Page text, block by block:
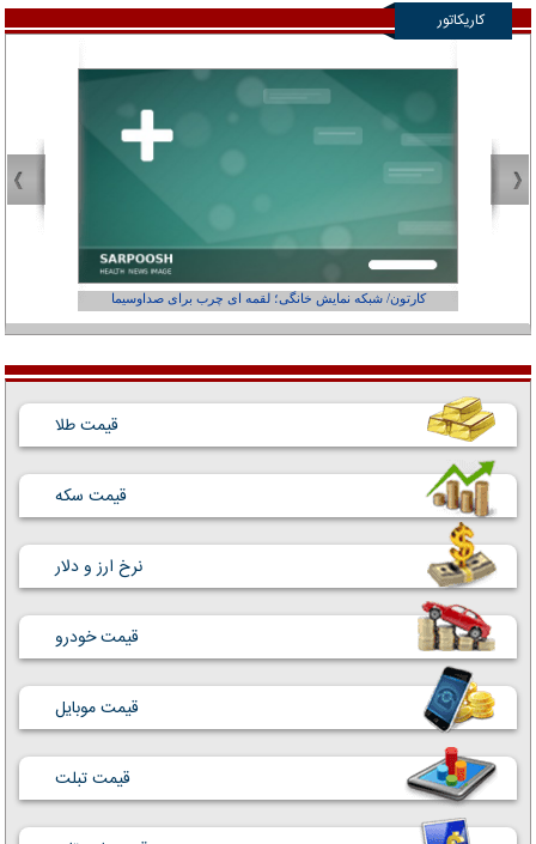
کاریکاتور
کارتون/ شبکه نمایش خانگی؛ لقمه ای چرب برای صداوسیما
قیمت طلا
قیمت سکه
نرخ ارز و دلار
قیمت خودرو
قیمت موبایل
قیمت تبلت